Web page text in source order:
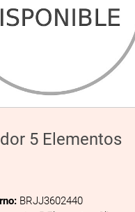
5 Elementos
BRJJ3602440